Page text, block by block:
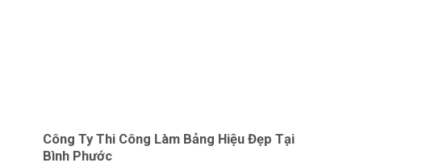
Công Ty Thi Công Làm Bảng Hiệu Đẹp Tại
Bình Phước